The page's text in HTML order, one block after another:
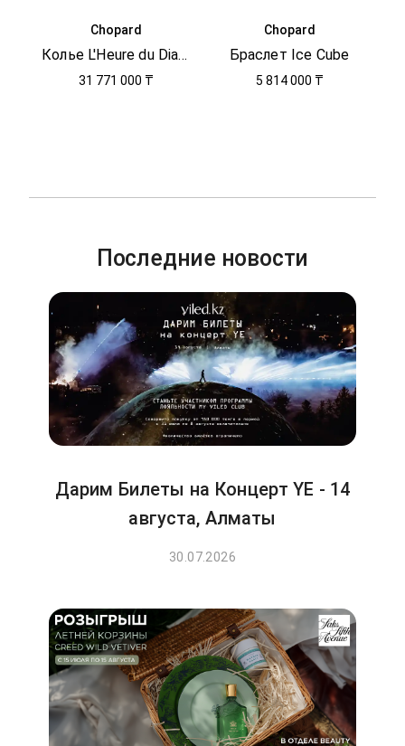
Chopard
Колье L'Heure du Diamant
31 771 000 ₸
Chopard
Браслет Ice Cube
5 814 000 ₸
Последние новости
Дарим Билеты на Концерт YE - 14
августа, Алматы
30.07.2026